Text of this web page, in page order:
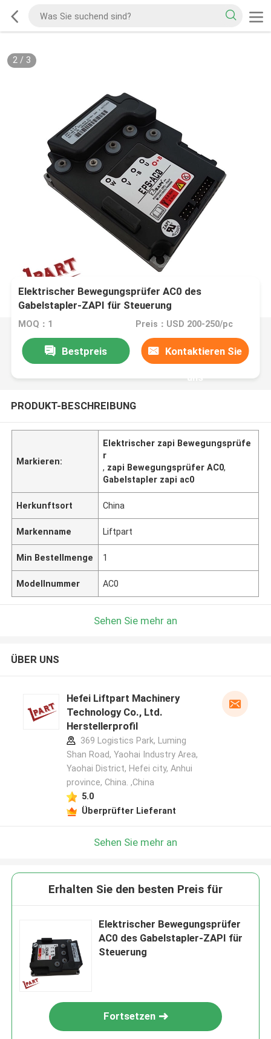
2/ 3
Elektrischer Bewegungsprüfer AC0 des
Gabelstapler-ZAPI für Steuerung
MOQ：1 Preis：USD 200-250/pc
Bestpreis Kontaktieren Sie
uns
PRODUKT-BESCHREIBUNG
Markieren:
Elektrischer zapi Bewegungsprüfe
r
, zapi Bewegungsprüfer AC0,
Gabelstapler zapi ac0
Herkunftsort China
Markenname Liftpart
Min Bestellmenge 1
Modellnummer AC0
Sehen Sie mehr an
ÜBER UNS
Hefei Liftpart Machinery
Technology Co., Ltd.
Herstellerprofil
369 Logistics Park, Luming
Shan Road, Yaohai Industry Area,
Yaohai District, Hefei city, Anhui
province, China. ,China
5.0
Überprüfter Lieferant
Sehen Sie mehr an
Erhalten Sie den besten Preis für
Elektrischer Bewegungsprüfer
AC0 des Gabelstapler-ZAPI für
Steuerung
Fortsetzen